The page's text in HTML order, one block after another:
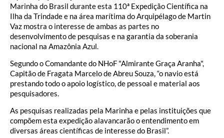
Marinha do Brasil durante esta 110ª Expedição Científica na
Ilha da Trindade e na área marítima do Arquipélago de Martin
Vaz mostra o interesse de ambas as partes no
desenvolvimento de pesquisas e na garantia da soberania
nacional na Amazônia Azul.
Segundo o Comandante do NHoF "Almirante Graça Aranha",
Capitão de Fragata Marcelo de Abreu Souza, “o navio está
prestando todo o apoio logístico, de pessoal e material aos
pesquisadores.
As pesquisas realizadas pela Marinha e pelas instituições que
compõem esta expedição alavancarão o entendimento em
diversas áreas científicas de interesse do Brasil”.